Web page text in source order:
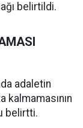
belirtildi.
adaletin
belirtti.